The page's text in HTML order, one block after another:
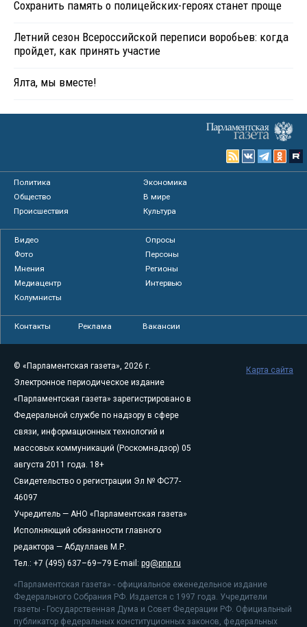
Сохранить память о полицейских-героях станет проще
Летний сезон Всероссийской переписи воробьев: когда
пройдет, как принять участие
Ялта, мы вместе!
Политика
Экономика
Общество
В мире
Происшествия
Культура
Видео
Опросы
Фото
Персоны
Мнения
Регионы
Медиацентр
Интервью
Колумнисты
Контакты Реклама Вакансии
© «Парламентская газета», 2026 г.
Электронное периодическое издание
«Парламентская газета» зарегистрировано в
Федеральной службе по надзору в сфере
связи, информационных технологий и
массовых коммуникаций (Роскомнадзор) 05
августа 2011 года. 18+
Свидетельство о регистрации Эл № ФС77-
46097
Учредитель — АНО «Парламентская газета»
Исполняющий обязанности главного
редактора — Абдуллаев М.Р.
Тел.: +7 (495) 637–69–79 E-mail: pg@pnp.ru
«Парламентская газета» - официальное еженедельное издание
Федерального Собрания РФ. Издается с 1997 года. Учредители
газеты - Государственная Дума и Совет Федерации РФ. Официальный
публикатор федеральных конституционных законов, федеральных
Карта сайта